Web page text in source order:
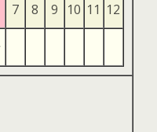
7 8 9 10 11 12